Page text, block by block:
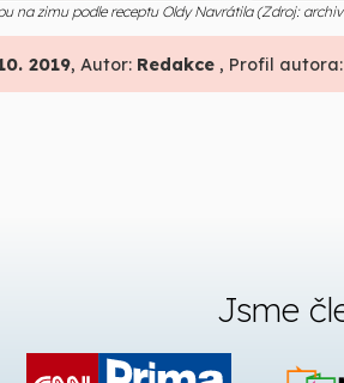
na zimu podle receptu Oldy Navrátila (Zdroj:
2019, Autor: Redakce , Profil autora:
Jsme